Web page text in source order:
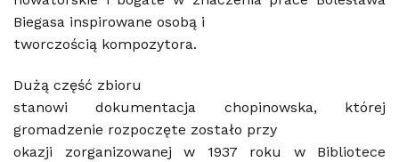
Biegasa inspirowane osobą i
tworczością kompozytora.
Dużą część zbioru
stanowi dokumentacja chopinowska, której
gromadzenie rozpoczęte zostało przy
okazji zorganizowanej w 1937 roku w Bibliotece